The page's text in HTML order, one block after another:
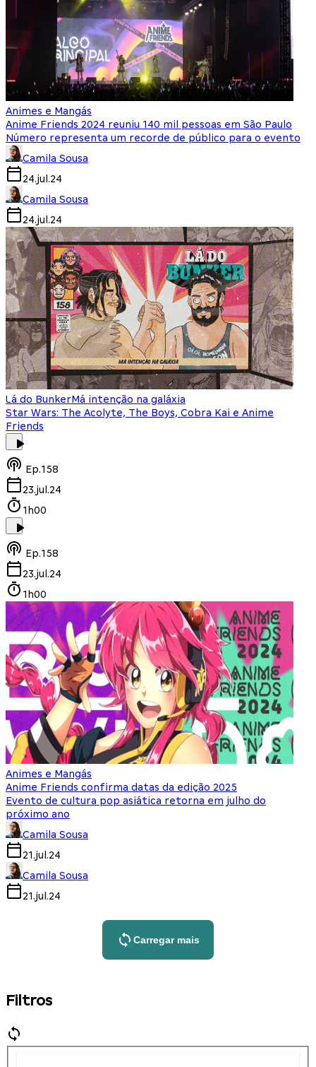
Animes e Mangás
Anime Friends 2024 reuniu 140 mil pessoas em São Paulo
Número representa um recorde de público para o evento
Camila Sousa
24.jul.24
Camila Sousa
24.jul.24
Lá do BunkerMá intenção na galáxia
Star Wars: The Acolyte, The Boys, Cobra Kai e Anime
Friends
Ep.158
23.jul.24
1h00
Ep.158
23.jul.24
1h00
Animes e Mangás
Anime Friends confirma datas da edição 2025
Evento de cultura pop asiática retorna em julho do
próximo ano
Camila Sousa
21.jul.24
Camila Sousa
21.jul.24
Carregar mais
Filtros